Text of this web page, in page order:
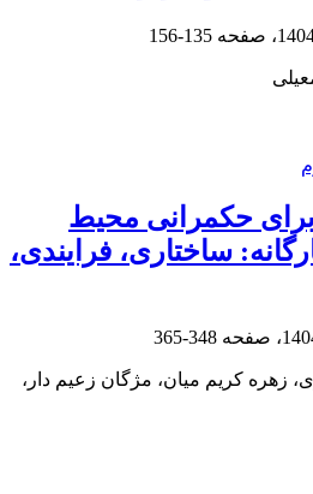
135-156
حکمرانی محیط
ساختاری، فرایندی،
348-365
زهره کریم میان، مژگان زعیم دار،